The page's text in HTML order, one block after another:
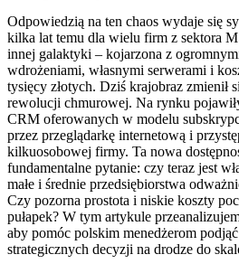
Odpowiedzią na ten chaos wydaje się
kilka lat temu dla wielu firm z sektora
innej galaktyki – kojarzona z
wdrożeniami, własnymi serwerami i
tysięcy złotych. Dziś krajobraz zmienił
rewolucji chmurowej. Na rynku
CRM oferowanych w modelu
przez przeglądarkę internetową i
kilkuosobowej firmy. Ta nowa
fundamentalne pytanie: czy teraz jest
małe i średnie przedsiębiorstwa
Czy pozorna prostota i niskie koszty
pułapek? W tym artykule
aby pomóc polskim menedżerom
strategicznych decyzji na drodze do